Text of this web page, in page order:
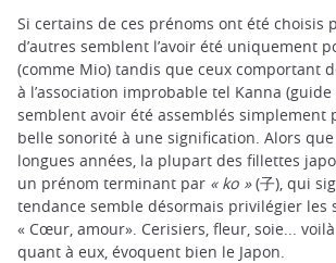
Si certains de ces prénoms ont été choisis
d’autres semblent l’avoir été uniquement
(comme Mio) tandis que ceux comportant
à l’association improbable tel Kanna (guide
semblent avoir été assemblés simplement
belle sonorité à une signification. Alors
longues années, la plupart des fillettes
un prénom terminant par « ko »(子), qui
tendance semble désormais privilégier les
« Cœur, amour». Cerisiers, fleur, soie...
quant à eux, évoquent bien le Japon.